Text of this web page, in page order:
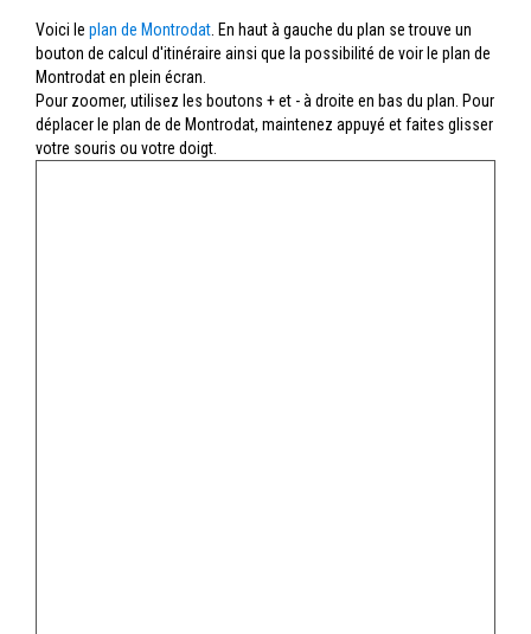
Voici le plan de Montrodat . En haut à gauche du plan se trouve un
bouton de calcul d'itinéraire ainsi que la possibilité de voir le plan de
Montrodat en plein écran.
Pour zoomer, utilisez les boutons + et - à droite en bas du plan. Pour
déplacer le plan de de Montrodat, maintenez appuyé et faites glisser
votre souris ou votre doigt.